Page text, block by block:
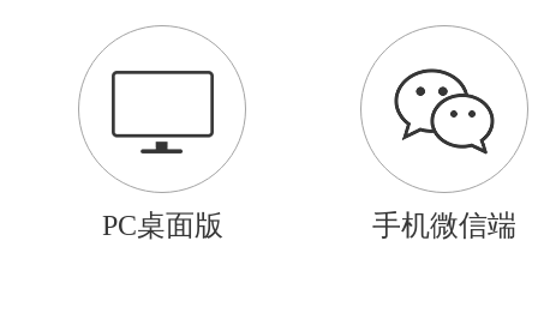
PC桌面版 手机微信端